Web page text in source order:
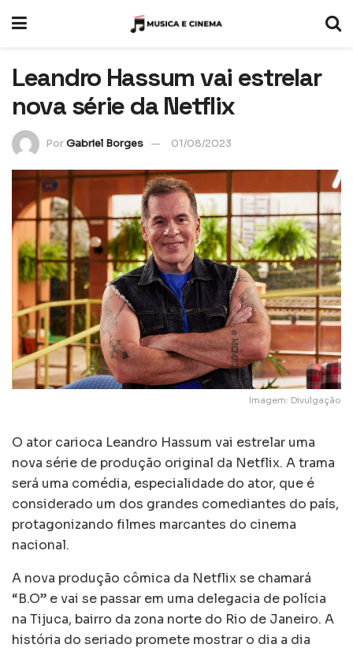
Leandro Hassum vai estrelar
nova série da Netflix
PorGabriel Borges 01/08/2023
Imagem: Divulgação
O ator carioca Leandro Hassum vai estrelar uma
nova série de produção original da Netflix. A trama
será uma comédia, especialidade do ator, que é
considerado um dos grandes comediantes do país,
protagonizando filmes marcantes do cinema
nacional.
A nova produção cômica da Netflix se chamará
“B.O” e vai se passar em uma delegacia de polícia
na Tijuca, bairro da zona norte do Rio de Janeiro. A
história do seriado promete mostrar o dia a dia